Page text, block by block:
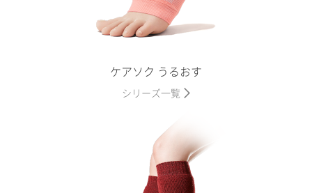
ケアソク うるおす
シリーズ一覧